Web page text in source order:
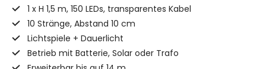
1 x H 1,5 m, 150 LEDs, transparentes Kabel
10 Stränge, Abstand 10 cm
Lichtspiele + Dauerlicht
Betrieb mit Batterie, Solar oder Trafo